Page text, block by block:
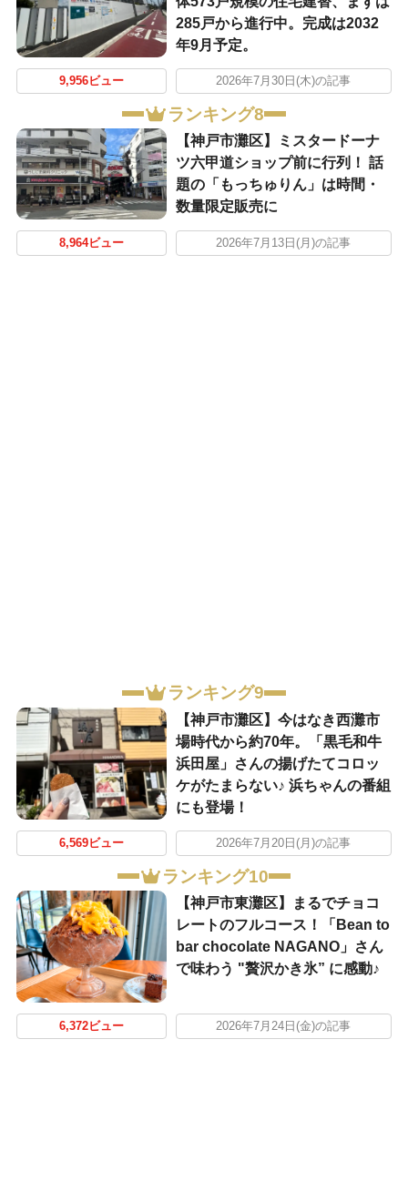
285戸から進行中。完成は2032
年9月予定。
9,956ビュー 2026年7月30日(木)の記事
ランキング8
【神戸市灘区】ミスタードーナ
ツ六甲道ショップ前に行列！ 話
題の「もっちゅりん」は時間・
数量限定販売に
8,964ビュー 2026年7月13日(月)の記事
ランキング9
【神戸市灘区】今はなき西灘市
場時代から約70年。「黒毛和牛
浜田屋」さんの揚げたてコロッ
ケがたまらない♪ 浜ちゃんの番組
にも登場！
6,569ビュー 2026年7月20日(月)の記事
ランキング10
【神戸市東灘区】まるでチョコ
レートのフルコース！「Bean to
bar chocolate NAGANO」さん
で味わう "贅沢かき氷” に感動♪
6,372ビュー 2026年7月24日(金)の記事